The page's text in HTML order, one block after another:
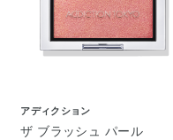
アディクション
ザ ブラッシュ パール